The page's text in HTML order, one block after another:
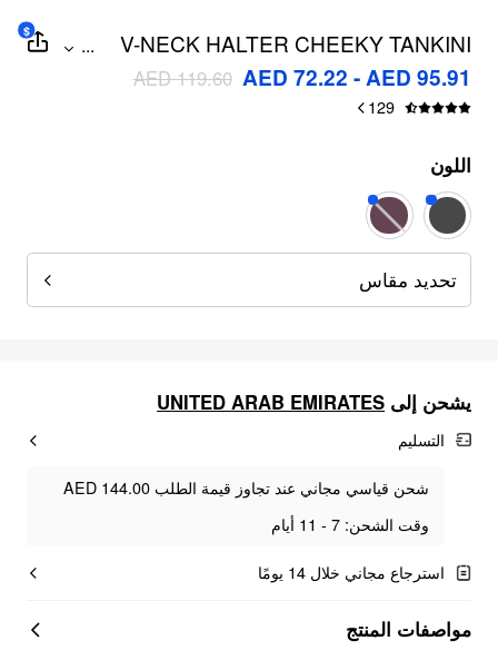
V-NECK HALTER CHEEKY TANKINI
SWIMSUIT WITH DRAWSTRING COVER
UP SKIRT CURVE & PLUS
...
AED 72.22 - AED 95.91
AED 119.60
129
$
اللون
تحديد مقاس
يشحن إلى UNITED ARAB EMIRATES
التسليم
شحن قياسي مجاني عند تجاوز قيمة الطلب AED 144.00
وقت الشحن: 7 - 11 أيام
استرجاع مجاني خلال 14 يومًا
مواصفات المنتج